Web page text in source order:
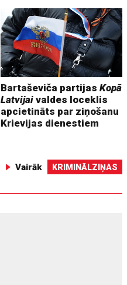
Bartaševiča partijasKopā
Latvijai valdes loceklis
apcietināts par ziņošanu
Krievijas dienestiem
Vairāk KRIMINĀLZIŅAS